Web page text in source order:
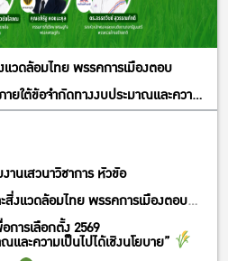
แวดล้อมไทย พรรคการเมืองตอบ
ายใต้ข้อจำกัดทางงบประมาณและความ
านเสวนาวิชาการ หัวขัอ
สิ่งแวดล้อมไทย พรรคการเมืองตอบ
การเลือกตั้ง 2569
ละความเป็นไปได้เชิงนโยบาย”